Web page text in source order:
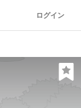
ログイン